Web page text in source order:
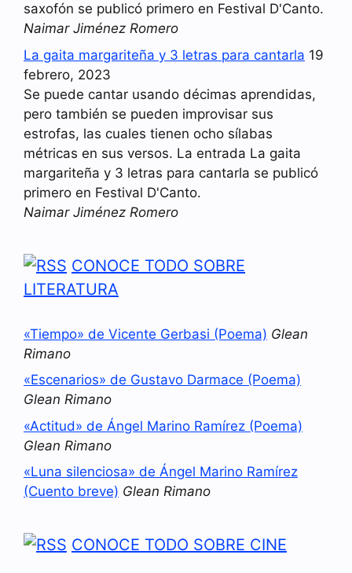
saxofón se publicó primero en Festival D'Canto.
Naimar Jiménez Romero
La gaita margariteña y 3 letras para cantarla 19
febrero, 2023
Se puede cantar usando décimas aprendidas,
pero también se pueden improvisar sus
estrofas, las cuales tienen ocho sílabas
métricas en sus versos. La entrada La gaita
margariteña y 3 letras para cantarla se publicó
primero en Festival D'Canto.
Naimar Jiménez Romero
CONOCE TODO SOBRE
LITERATURA
«Tiempo» de Vicente Gerbasi (Poema) Glean
Rimano
«Escenarios» de Gustavo Darmace (Poema)
Glean Rimano
«Actitud» de Ángel Marino Ramírez (Poema)
Glean Rimano
«Luna silenciosa» de Ángel Marino Ramírez
(Cuento breve) Glean Rimano
CONOCE TODO SOBRE CINE